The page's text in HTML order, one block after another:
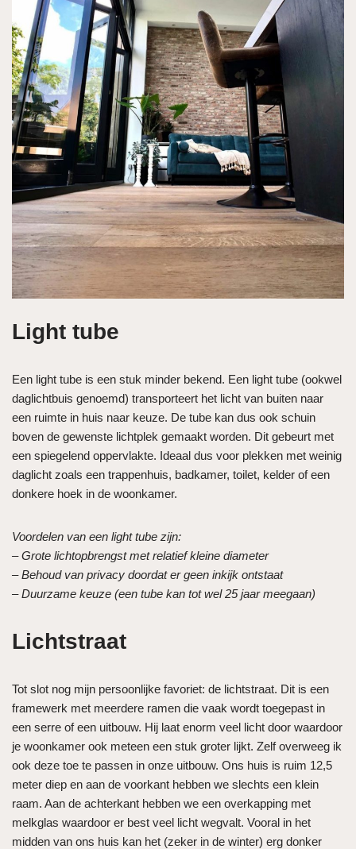
Light tube
Een light tube is een stuk minder bekend. Een light tube (ookwel
daglichtbuis genoemd) transporteert het licht van buiten naar
een ruimte in huis naar keuze. De tube kan dus ook schuin
boven de gewenste lichtplek gemaakt worden. Dit gebeurt met
een spiegelend oppervlakte. Ideaal dus voor plekken met weinig
daglicht zoals een trappenhuis, badkamer, toilet, kelder of een
donkere hoek in de woonkamer.
Voordelen van een light tube zijn:
– Grote lichtopbrengst met relatief kleine diameter
– Behoud van privacy doordat er geen inkijk ontstaat
– Duurzame keuze (een tube kan tot wel 25 jaar meegaan)
Lichtstraat
Tot slot nog mijn persoonlijke favoriet: de lichtstraat. Dit is een
framewerk met meerdere ramen die vaak wordt toegepast in
een serre of een uitbouw. Hij laat enorm veel licht door waardoor
je woonkamer ook meteen een stuk groter lijkt. Zelf overweeg ik
ook deze toe te passen in onze uitbouw. Ons huis is ruim 12,5
meter diep en aan de voorkant hebben we slechts een klein
raam. Aan de achterkant hebben we een overkapping met
melkglas waardoor er best veel licht wegvalt. Vooral in het
midden van ons huis kan het (zeker in de winter) erg donker